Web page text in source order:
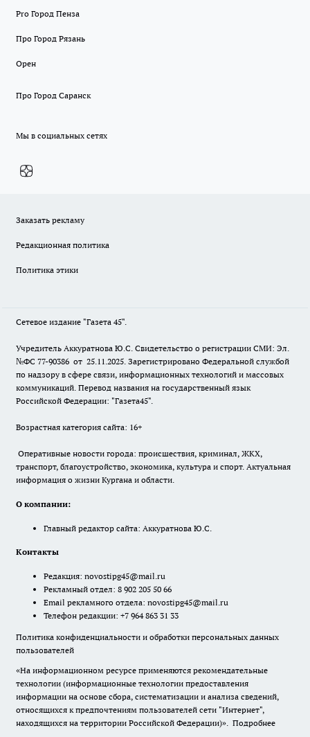
Pro Город Пенза
Про Город Рязань
Орен
Про Город Саранск
Мы в социальных сетях
Заказать рекламу
Редакционная политика
Политика этики
Сетевое издание "Газета 45".
Учредитель Аккуратнова Ю.С. Свидетельство о регистрации СМИ: Эл.
№ФС 77-90386 от 25.11.2025. Зарегистрировано Федеральной службой
по надзору в сфере связи, информационных технологий и массовых
коммуникаций. Перевод названия на государственный язык
Российской Федерации: "Газета45".
Возрастная категория сайта: 16+
Оперативные новости города: происшествия, криминал, ЖКХ,
транспорт, благоустройство, экономика, культура и спорт. Актуальная
информация о жизни Кургана и области.
О компании:
Главный редактор сайта: Аккуратнова Ю.С.
Контакты
Редакция: novostipg45@mail.ru
Рекламный отдел: 8 902 205 50 66
Email рекламного отдела: novostipg45@mail.ru
Телефон редакции: +7 964 863 31 33
Политика конфиденциальности и обработки персональных данных
пользователей
«На информационном ресурсе применяются рекомендательные
технологии (информационные технологии предоставления
информации на основе сбора, систематизации и анализа сведений,
относящихся к предпочтениям пользователей сети "Интернет",
находящихся на территории Российской Федерации)». Подробнее